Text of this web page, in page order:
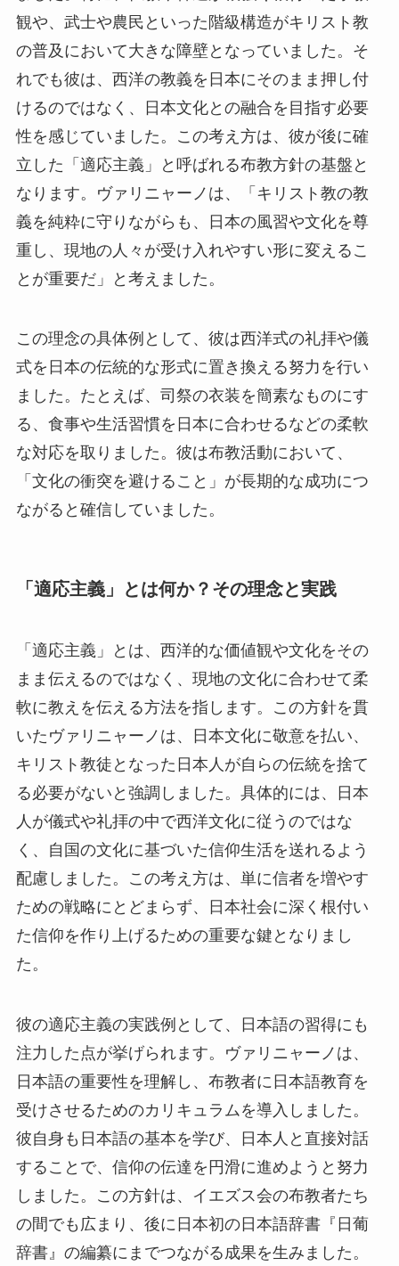
観や、武士や農民といった階級構造がキリスト教
の普及において大きな障壁となっていました。そ
れでも彼は、西洋の教義を日本にそのまま押し付
けるのではなく、日本文化との融合を目指す必要
性を感じていました。この考え方は、彼が後に確
立した「適応主義」と呼ばれる布教方針の基盤と
なります。ヴァリニャーノは、「キリスト教の教
義を純粋に守りながらも、日本の風習や文化を尊
重し、現地の人々が受け入れやすい形に変えるこ
とが重要だ」と考えました。
この理念の具体例として、彼は西洋式の礼拝や儀
式を日本の伝統的な形式に置き換える努力を行い
ました。たとえば、司祭の衣装を簡素なものにす
る、食事や生活習慣を日本に合わせるなどの柔軟
な対応を取りました。彼は布教活動において、
「文化の衝突を避けること」が長期的な成功につ
ながると確信していました。
「適応主義」とは何か？その理念と実践
「適応主義」とは、西洋的な価値観や文化をその
まま伝えるのではなく、現地の文化に合わせて柔
軟に教えを伝える方法を指します。この方針を貫
いたヴァリニャーノは、日本文化に敬意を払い、
キリスト教徒となった日本人が自らの伝統を捨て
る必要がないと強調しました。具体的には、日本
人が儀式や礼拝の中で西洋文化に従うのではな
く、自国の文化に基づいた信仰生活を送れるよう
配慮しました。この考え方は、単に信者を増やす
ための戦略にとどまらず、日本社会に深く根付い
た信仰を作り上げるための重要な鍵となりまし
た。
彼の適応主義の実践例として、日本語の習得にも
注力した点が挙げられます。ヴァリニャーノは、
日本語の重要性を理解し、布教者に日本語教育を
受けさせるためのカリキュラムを導入しました。
彼自身も日本語の基本を学び、日本人と直接対話
することで、信仰の伝達を円滑に進めようと努力
しました。この方針は、イエズス会の布教者たち
の間でも広まり、後に日本初の日本語辞書『日葡
辞書』の編纂にまでつながる成果を生みました。